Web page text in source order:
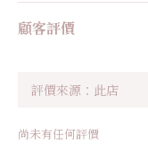
顧客評價
尚未有任何評價